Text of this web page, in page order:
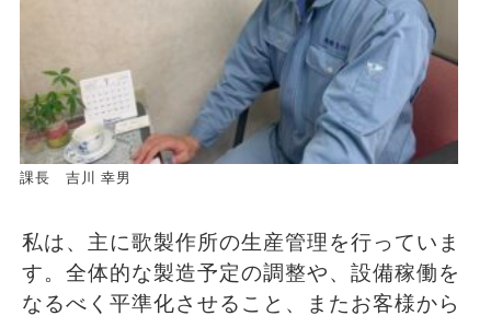
課長 吉川 幸男
私は、主に歌製作所の生産管理を行っていま
す。全体的な製造予定の調整や、設備稼働を
なるべく平準化させること、またお客様から